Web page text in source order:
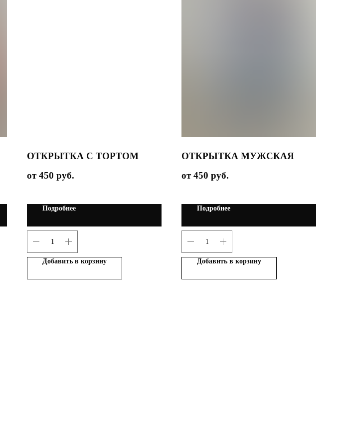
ОТКРЫТКА С ТОРТОМ
450 руб.
Подробнее
Добавить в корзину
ОТКРЫТКА МУЖСКАЯ
450 руб.
Подробнее
Добавить в корзину